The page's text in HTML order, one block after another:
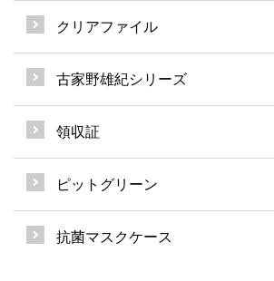
クリアファイル
古家野雄紀シリーズ
領収証
ピットグリーン
抗菌マスクケース